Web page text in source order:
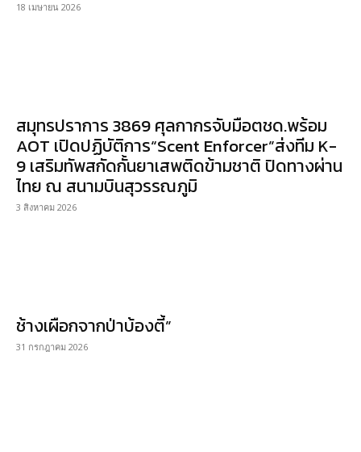
18 เมษายน 2026
สมุทรปราการ 3869 ศุลกากรจับมือตชด.พร้อม
AOT เปิดปฏิบัติการ“Scent Enforcer”ส่งทีม K-
9 เสริมทัพสกัดกั้นยาเสพติดข้ามชาติ ปิดทางผ่าน
ไทย ณ สนามบินสุวรรณภูมิ
3 สิงหาคม 2026
ช้างเผือกจากป่าบ้องตี้”
31 กรกฎาคม 2026